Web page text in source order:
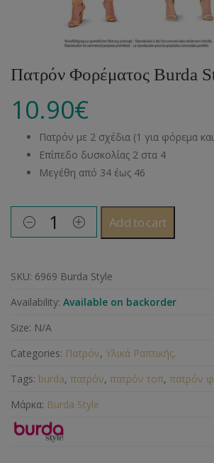
Πατρόν Φορέματος Burda
10.90€
Πατρόν με 2 σχέδια (1 για φόρεμα
Επίπεδο δυσκολίας 2 στα 4
Μεγέθη από 34 έως 46
Add to cart
SKU: 6969 Burda Style
Availability: Available on backorder
Size: N/A
Categories: Πατρόν, Υλικά Ραπτικής.
Tags: burda, πατρόν, πατρόν τοπ, πατρόν
Μάρκα: Burda Style